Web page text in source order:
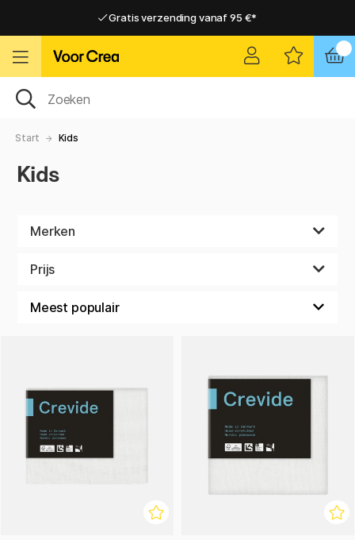
Gratis verzending vanaf 95 €*
Gratis verzending vanaf 95 €*
Start Kids
Kids
Merken
Prijs